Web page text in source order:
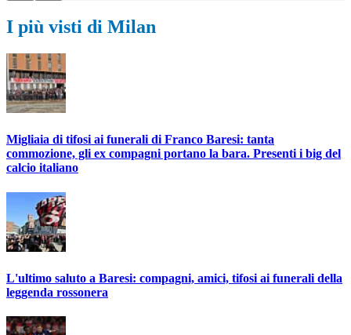
I più visti di Milan
Migliaia di tifosi ai funerali di Franco Baresi: tanta
commozione, gli ex compagni portano la bara. Presenti i big del
calcio italiano
L'ultimo saluto a Baresi: compagni, amici, tifosi ai funerali della
leggenda rossonera